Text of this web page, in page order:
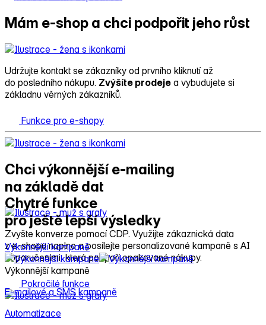
Mám e‑shop a chci podpořit jeho růst
Udržujte kontakt se zákazníky od prvního kliknutí až
do posledního nákupu. Zvýšíte prodeje a vybudujete si
základnu věrných zákazníků.
Funkce pro e-shopy
Chci výkonnější e‑mailing
na základě dat
Zvyšte konverze pomocí CDP. Využijte zákaznická data
z e‑shopu naplno a posílejte personalizované kampaně s AI
doporučeními, která podpoří opakované nákupy.
Pokročilé funkce
Chytré funkce
pro ještě lepší výsledky
Výkonnější kampaně
Výkonnější kampaně
E‑mailové a SMS kampaně
Automatizace